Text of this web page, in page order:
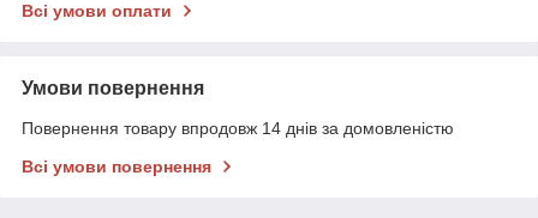
Всі умови оплати
Умови повернення
Повернення товару впродовж 14 днів за домовленістю
Всі умови повернення